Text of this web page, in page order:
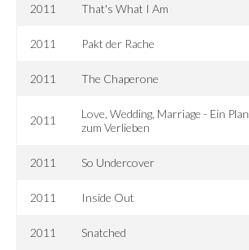
2011 That's What I Am
2011 Pakt der Rache
2011 The Chaperone
2011
Love, Wedding, Marriage - Ein Plan
zum Verlieben
2011 So Undercover
2011 Inside Out
2011 Snatched